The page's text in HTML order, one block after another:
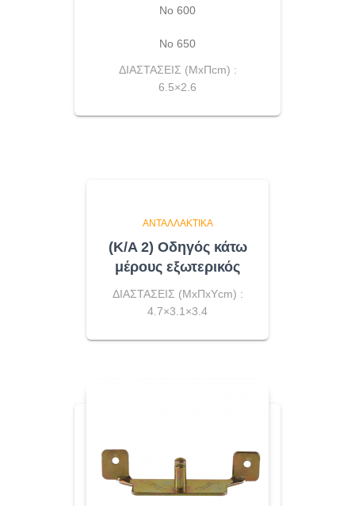
Νο 600
Νο 650
ΔΙΑΣΤΑΣΕΙΣ (ΜxΠcm) :
6.5×2.6
ΑΝΤΑΛΛΑΚΤΙΚΆ
(K/A 2) Οδηγός κάτω
μέρους εξωτερικός
ΔΙΑΣΤΑΣΕΙΣ (ΜxΠxΥcm) :
4.7×3.1×3.4